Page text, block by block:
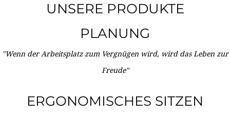
UNSERE PRODUKTE
PLANUNG
"Wenn der Arbeitsplatz zum Vergnügen wird, wird das Leben zur
Freude"
ERGONOMISCHES SITZEN